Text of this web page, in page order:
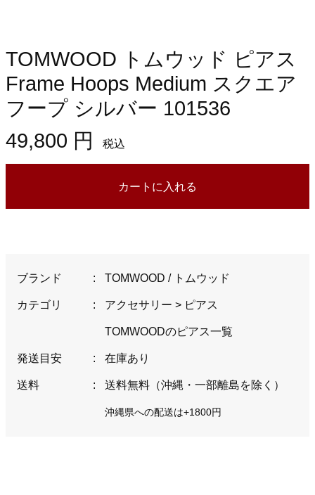
TOMWOOD トムウッド ピアス
Frame Hoops Medium スクエア
フープ シルバー 101536
49,800 円
税込
カートに入れる
ブランド : TOMWOOD / トムウッド
カテゴリ : アクセサリー > ピアス
TOMWOODのピアス一覧
発送目安 : 在庫あり
送料 : 送料無料（沖縄・一部離島を除く）
沖縄県への配送は+1800円